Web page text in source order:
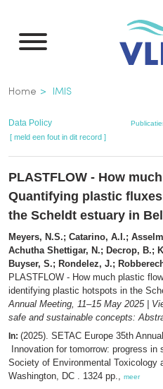
naar
inhoud
gaan
Kruimelpad
Home IMIS
Data Policy
[ meld een fout in dit record ]
PLASTFLOW - How
Quantifying plastic
the Scheldt estuary in
Meyers, N.S.; Catarino, A.I.;
Achutha Shettigar, N.; Decrop, B.;
Buyser, S.; Rondelez, J.;
PLASTFLOW - How much plastic
identifying plastic hotspots in the
Annual Meeting, 11–15 May 2025 |
safe and sustainable concepts:
In: (2025). SETAC Europe 35th
Innovation for tomorrow: progress
Society of Environmental Toxicology
Washington, DC . 1324 pp., meer